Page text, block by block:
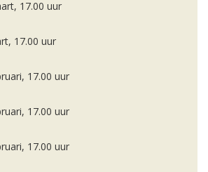
17.00 uur
17.00 uur
17.00 uur
17.00 uur
17.00 uur